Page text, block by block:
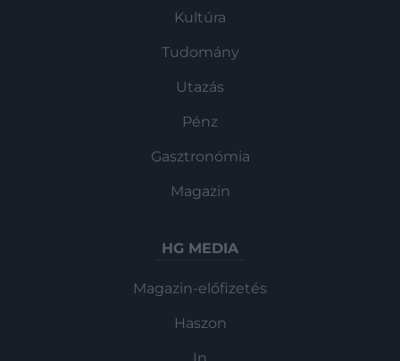
Kultúra
Tudomány
Utazás
Pénz
Gasztronómia
Magazin
HG MEDIA
Magazin-előfizetés
Haszon